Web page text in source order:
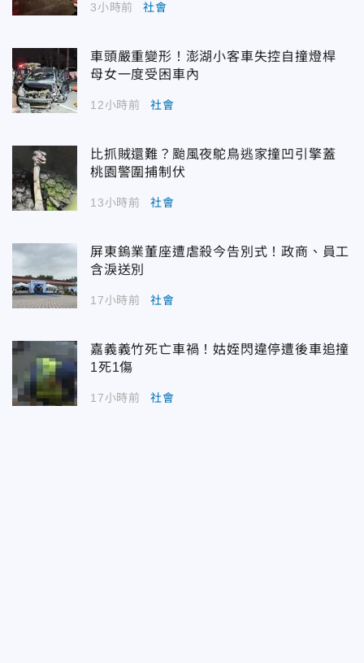
3小時前 社會
車頭嚴重變形！澎湖小客車失控自撞燈桿
母女一度受困車內
12小時前 社會
比抓賊還難？颱風夜鴕鳥逃家撞凹引擎蓋
桃園警圍捕制伏
13小時前 社會
屏東鎢業董座遭虐殺今告別式！政商、員工
含淚送別
17小時前 社會
嘉義義竹死亡車禍！姑姪閃違停遭後車追撞
1死1傷
17小時前 社會